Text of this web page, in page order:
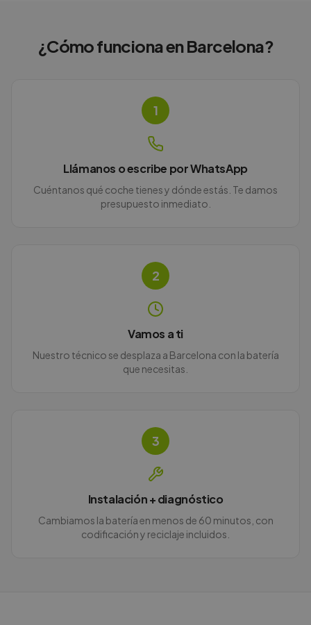
¿Cómo funciona enBarcelona?
1
Llámanos o escribe por WhatsApp
Cuéntanos qué coche tienes y dónde estás. Te damos
presupuesto inmediato.
2
Vamos a ti
Nuestro técnico se desplaza a Barcelona con la batería
que necesitas.
3
Instalación + diagnóstico
Cambiamos la batería en menos de 60 minutos, con
codificación y reciclaje incluidos.